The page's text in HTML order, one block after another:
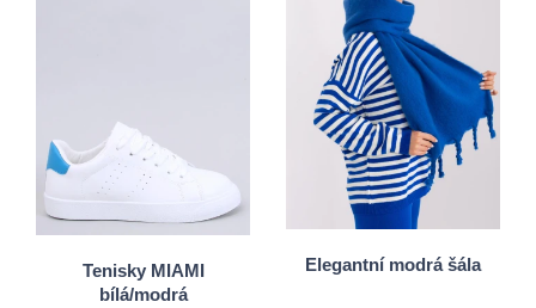
Tenisky MIAMI
bílá/modrá
36
38
40 41
Elegantní modrá šála
Univerzální